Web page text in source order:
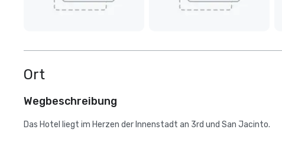
Ort
Wegbeschreibung
Das Hotel liegt im Herzen der Innenstadt an 3rd und San Jacinto.